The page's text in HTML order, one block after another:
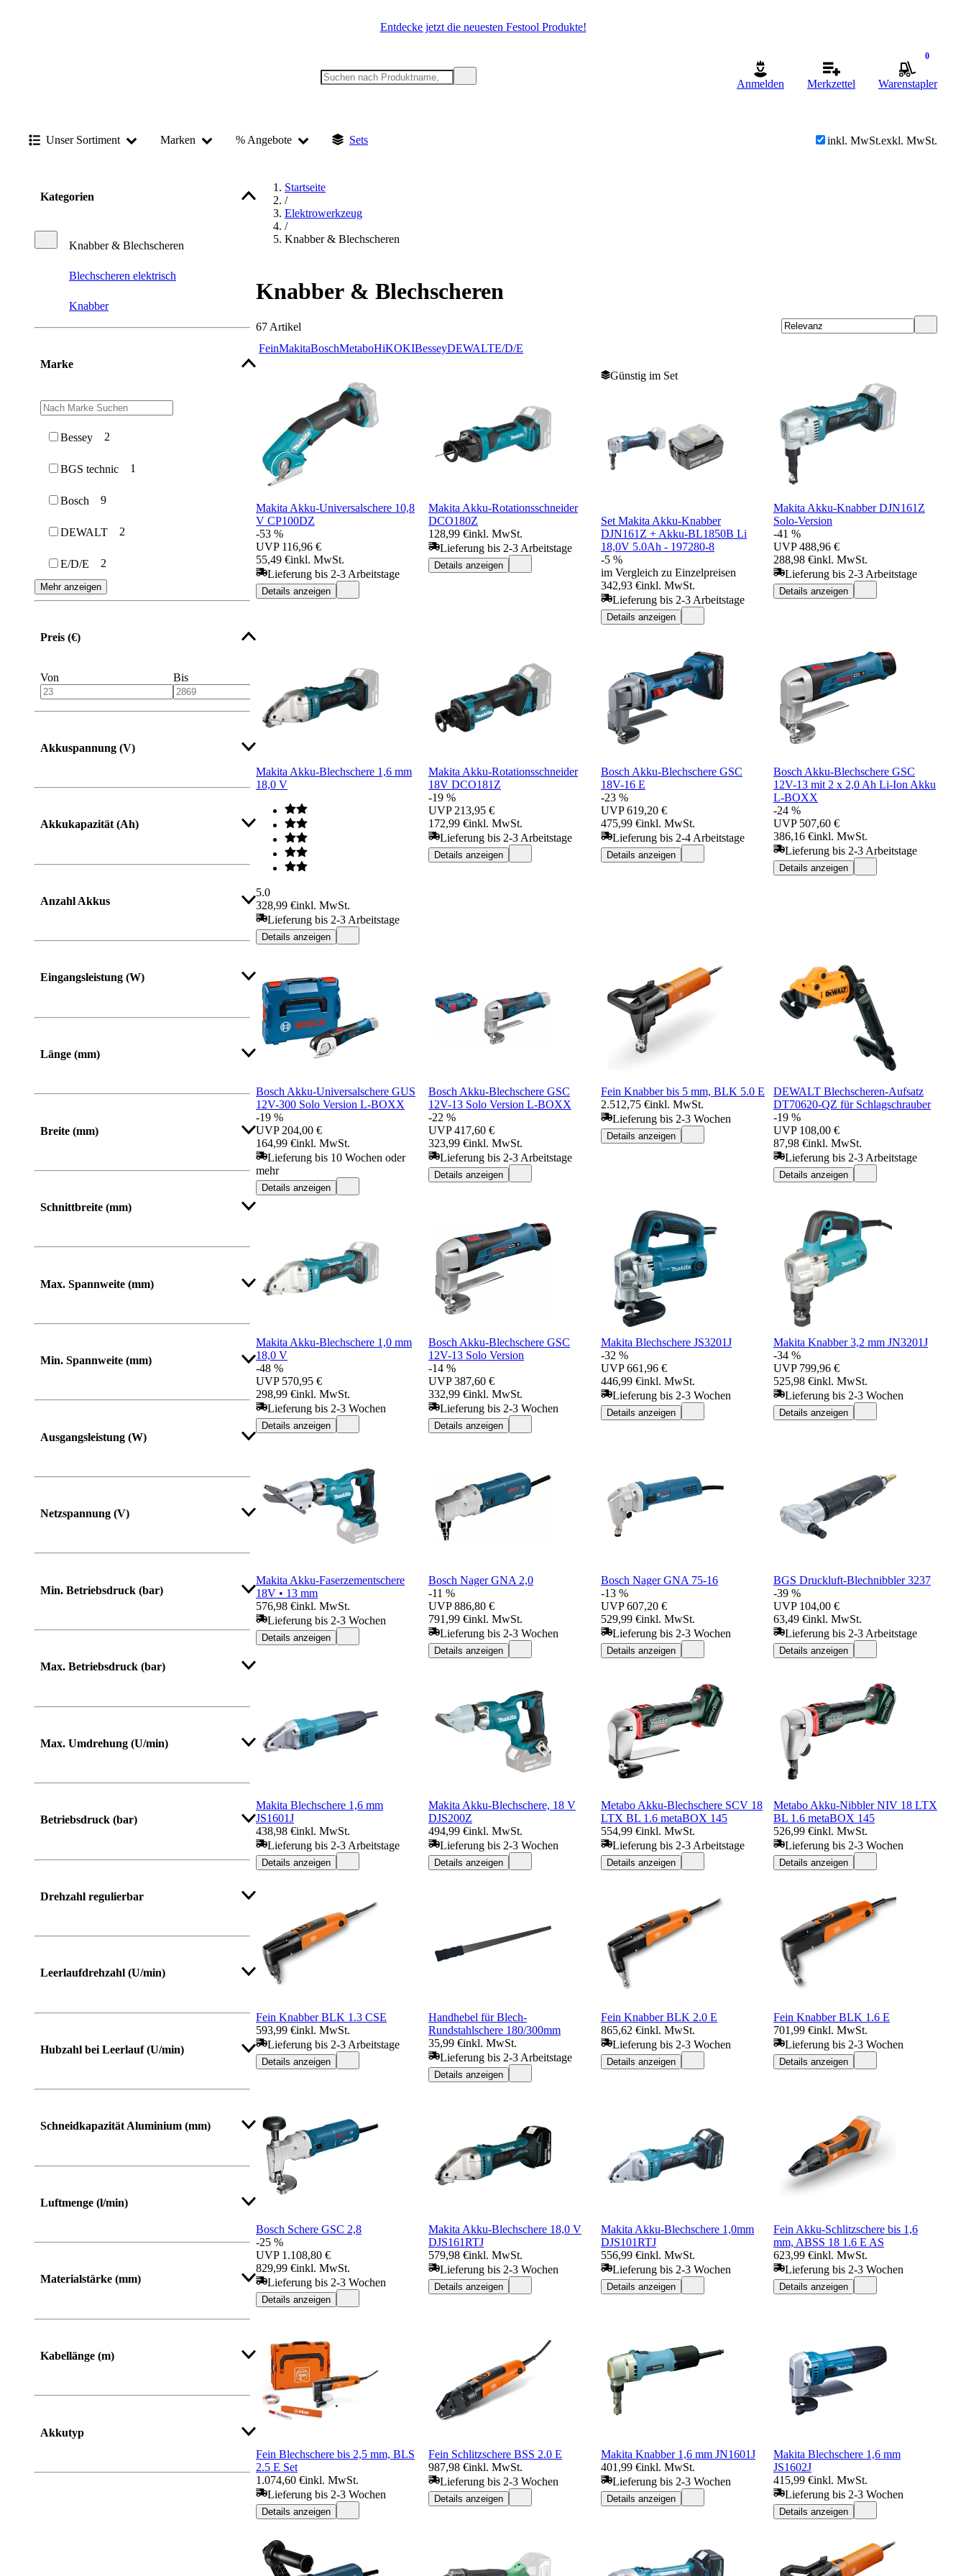
Entdecke jetzt die neuesten Festool Produkte!
Anmelden Merkzettel
0
Warenstapler
Unser Sortiment Marken % Angebote Sets inkl. MwSt.exkl. MwSt.
Kategorien
Knabber & Blechscheren
Blechscheren elektrisch
Knabber
Marke
Bessey 2
BGS technic 1
Bosch 9
DEWALT 2
E/D/E 2
Mehr anzeigen
Preis (€)
Von Bis
Akkuspannung (V)
Akkukapazität (Ah)
Anzahl Akkus
Eingangsleistung (W)
Länge (mm)
Von Bis
Breite (mm)
Von Bis
Schnittbreite (mm)
Max. Spannweite (mm)
Min. Spannweite (mm)
Ausgangsleistung (W)
Netzspannung (V)
Min. Betriebsdruck (bar)
Max. Betriebsdruck (bar)
Max. Umdrehung (U/min)
Betriebsdruck (bar)
Drehzahl regulierbar
Leerlaufdrehzahl (U/min)
Hubzahl bei Leerlauf (U/min)
Schneidkapazität Aluminium (mm)
Luftmenge (l/min)
Materialstärke (mm)
Kabellänge (m)
Akkutyp
Startseite
/
Elektrowerkzeug
/
Knabber & Blechscheren
Knabber & Blechscheren
67 Artikel
FeinMakitaBoschMetaboHiKOKIBesseyDEWALTE/D/E
Makita Akku-Universalschere 10,8
V CP100DZ
-53 %
UVP 116,96 €
55,49 €inkl. MwSt.
Lieferung bis 2-3 Arbeitstage
Details anzeigen
Makita Akku-Rotationsschneider
DCO180Z
128,99 €inkl. MwSt.
Lieferung bis 2-3 Arbeitstage
Details anzeigen
Günstig im Set
Set Makita Akku-Knabber
DJN161Z + Akku-BL1850B Li
18,0V 5.0Ah - 197280-8
-5 %
im Vergleich zu Einzelpreisen
342,93 €inkl. MwSt.
Lieferung bis 2-3 Arbeitstage
Details anzeigen
Makita Akku-Knabber DJN161Z
Solo-Version
-41 %
UVP 488,96 €
288,98 €inkl. MwSt.
Lieferung bis 2-3 Arbeitstage
Details anzeigen
Makita Akku-Blechschere 1,6 mm
18,0 V
5.0
328,99 €inkl. MwSt.
Lieferung bis 2-3 Arbeitstage
Details anzeigen
Makita Akku-Rotationsschneider
18V DCO181Z
-19 %
UVP 213,95 €
172,99 €inkl. MwSt.
Lieferung bis 2-3 Arbeitstage
Details anzeigen
Bosch Akku-Blechschere GSC
18V-16 E
-23 %
UVP 619,20 €
475,99 €inkl. MwSt.
Lieferung bis 2-4 Arbeitstage
Details anzeigen
Bosch Akku-Blechschere GSC
12V-13 mit 2 x 2,0 Ah Li-Ion Akku
L-BOXX
-24 %
UVP 507,60 €
386,16 €inkl. MwSt.
Lieferung bis 2-3 Arbeitstage
Details anzeigen
Bosch Akku-Universalschere GUS
12V-300 Solo Version L-BOXX
-19 %
UVP 204,00 €
164,99 €inkl. MwSt.
Lieferung bis 10 Wochen oder
mehr
Details anzeigen
Bosch Akku-Blechschere GSC
12V-13 Solo Version L-BOXX
-22 %
UVP 417,60 €
323,99 €inkl. MwSt.
Lieferung bis 2-3 Arbeitstage
Details anzeigen
Fein Knabber bis 5 mm, BLK 5.0 E
2.512,75 €inkl. MwSt.
Lieferung bis 2-3 Wochen
Details anzeigen
DEWALT Blechscheren-Aufsatz
DT70620-QZ für Schlagschrauber
-19 %
UVP 108,00 €
87,98 €inkl. MwSt.
Lieferung bis 2-3 Arbeitstage
Details anzeigen
Makita Akku-Blechschere 1,0 mm
18,0 V
-48 %
UVP 570,95 €
298,99 €inkl. MwSt.
Lieferung bis 2-3 Wochen
Details anzeigen
Bosch Akku-Blechschere GSC
12V-13 Solo Version
-14 %
UVP 387,60 €
332,99 €inkl. MwSt.
Lieferung bis 2-3 Wochen
Details anzeigen
Makita Blechschere JS3201J
-32 %
UVP 661,96 €
446,99 €inkl. MwSt.
Lieferung bis 2-3 Wochen
Details anzeigen
Makita Knabber 3,2 mm JN3201J
-34 %
UVP 799,96 €
525,98 €inkl. MwSt.
Lieferung bis 2-3 Wochen
Details anzeigen
Makita Akku-Faserzementschere
18V • 13 mm
576,98 €inkl. MwSt.
Lieferung bis 2-3 Wochen
Details anzeigen
Bosch Nager GNA 2,0
-11 %
UVP 886,80 €
791,99 €inkl. MwSt.
Lieferung bis 2-3 Wochen
Details anzeigen
Bosch Nager GNA 75-16
-13 %
UVP 607,20 €
529,99 €inkl. MwSt.
Lieferung bis 2-3 Wochen
Details anzeigen
BGS Druckluft-Blechnibbler 3237
-39 %
UVP 104,00 €
63,49 €inkl. MwSt.
Lieferung bis 2-3 Arbeitstage
Details anzeigen
Makita Blechschere 1,6 mm
JS1601J
438,98 €inkl. MwSt.
Lieferung bis 2-3 Arbeitstage
Details anzeigen
Makita Akku-Blechschere, 18 V
DJS200Z
494,99 €inkl. MwSt.
Lieferung bis 2-3 Wochen
Details anzeigen
Metabo Akku-Blechschere SCV 18
LTX BL 1.6 metaBOX 145
554,99 €inkl. MwSt.
Lieferung bis 2-3 Arbeitstage
Details anzeigen
Metabo Akku-Nibbler NIV 18 LTX
BL 1.6 metaBOX 145
526,99 €inkl. MwSt.
Lieferung bis 2-3 Wochen
Details anzeigen
Fein Knabber BLK 1.3 CSE
593,99 €inkl. MwSt.
Lieferung bis 2-3 Arbeitstage
Details anzeigen
Handhebel für Blech-
Rundstahlschere 180/300mm
35,99 €inkl. MwSt.
Lieferung bis 2-3 Arbeitstage
Details anzeigen
Fein Knabber BLK 2.0 E
865,62 €inkl. MwSt.
Lieferung bis 2-3 Wochen
Details anzeigen
Fein Knabber BLK 1.6 E
701,99 €inkl. MwSt.
Lieferung bis 2-3 Wochen
Details anzeigen
Bosch Schere GSC 2,8
-25 %
UVP 1.108,80 €
829,99 €inkl. MwSt.
Lieferung bis 2-3 Wochen
Details anzeigen
Makita Akku-Blechschere 18,0 V
DJS161RTJ
579,98 €inkl. MwSt.
Lieferung bis 2-3 Wochen
Details anzeigen
Makita Akku-Blechschere 1,0mm
DJS101RTJ
556,99 €inkl. MwSt.
Lieferung bis 2-3 Wochen
Details anzeigen
Fein Akku-Schlitzschere bis 1,6
mm, ABSS 18 1.6 E AS
623,99 €inkl. MwSt.
Lieferung bis 2-3 Wochen
Details anzeigen
Fein Blechschere bis 2,5 mm, BLS
2.5 E Set
1.074,60 €inkl. MwSt.
Lieferung bis 2-3 Wochen
Details anzeigen
Fein Schlitzschere BSS 2.0 E
987,98 €inkl. MwSt.
Lieferung bis 2-3 Wochen
Details anzeigen
Makita Knabber 1,6 mm JN1601J
401,99 €inkl. MwSt.
Lieferung bis 2-3 Wochen
Details anzeigen
Makita Blechschere 1,6 mm
JS1602J
415,99 €inkl. MwSt.
Lieferung bis 2-3 Wochen
Details anzeigen